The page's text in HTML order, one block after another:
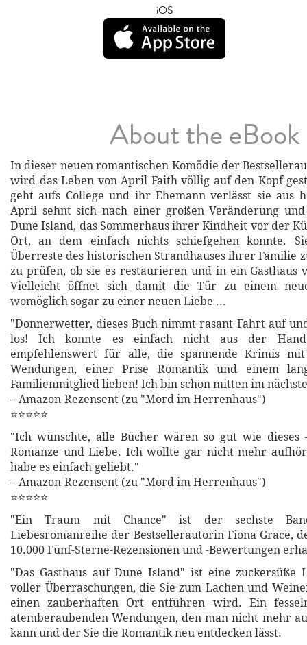
iOS
About the eBook
In dieser neuen romantischen Komödie der
wird das Leben von April Faith völlig auf den Kopf
geht aufs College und ihr Ehemann verlässt sie aus
April sehnt sich nach einer großen Veränderung
Dune Island, das Sommerhaus ihrer Kindheit vor der
Ort, an dem einfach nichts schiefgehen konnte.
Überreste des historischen Strandhauses ihrer Familie
zu prüfen, ob sie es restaurieren und in ein Gasthaus
Vielleicht öffnet sich damit die Tür zu einem
womöglich sogar zu einer neuen Liebe ...
"Donnerwetter, dieses Buch nimmt rasant Fahrt auf
los! Ich konnte es einfach nicht aus der Hand
empfehlenswert für alle, die spannende Krimis mit
Wendungen, einer Prise Romantik und einem
Familienmitglied lieben! Ich bin schon mitten im
– Amazon-Rezensent (zu "Mord im Herrenhaus")
⭐⭐⭐⭐⭐
"Ich wünschte, alle Bücher wären so gut wie
Romanze und Liebe. Ich wollte gar nicht mehr
habe es einfach geliebt."
– Amazon-Rezensent (zu "Mord im Herrenhaus")
⭐⭐⭐⭐⭐
"Ein Traum mit Chance" ist der sechste
Liebesromanreihe der Bestsellerautorin Fiona Grace,
10.000 Fünf-Sterne-Rezensionen und -Bewertungen
"Das Gasthaus auf Dune Island" ist eine zuckersüße
voller Überraschungen, die Sie zum Lachen und
einen zauberhaften Ort entführen wird. Ein
atemberaubenden Wendungen, den man nicht mehr
kann und der Sie die Romantik neu entdecken lässt.